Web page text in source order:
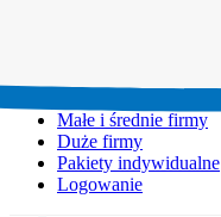
Małe i średnie firmy
Duże firmy
Pakiety indywidualne
Logowanie